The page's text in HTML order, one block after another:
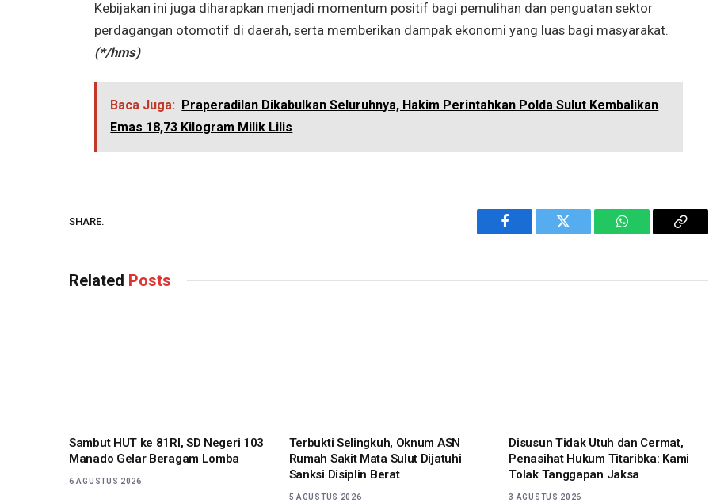
Kebijakan ini juga diharapkan menjadi momentum positif bagi pemulihan dan penguatan sektor
perdagangan otomotif di daerah, serta memberikan dampak ekonomi yang luas bagi masyarakat.
(*/hms)
Baca Juga:
Praperadilan Dikabulkan Seluruhnya, Hakim Perintahkan Polda Sulut Kembalikan
Emas 18,73 Kilogram Milik Lilis
SHARE.
Facebook Twitter WhatsAppCopy
Related Posts
Sambut HUT ke 81RI, SD Negeri 103
Manado Gelar Beragam Lomba
6 AGUSTUS 2026
Terbukti Selingkuh, Oknum ASN
Rumah Sakit Mata Sulut Dijatuhi
Sanksi Disiplin Berat
5 AGUSTUS 2026
Disusun Tidak Utuh dan Cermat,
Penasihat Hukum Titaribka: Kami
Tolak Tanggapan Jaksa
3 AGUSTUS 2026